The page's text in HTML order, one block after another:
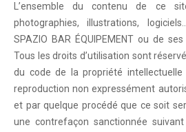
L’ensemble du contenu de ce
photographies, illustrations,
SPAZIO BAR ÉQUIPEMENT ou de
Tous les droits d’utilisation sont
du code de la propriété
reproduction non expressément
et par quelque procédé que ce soit
une contrefaçon sanctionnée